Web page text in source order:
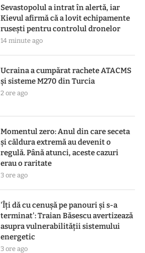
Sevastopolul a intrat în alertă, iar
Kievul afirmă că a lovit echipamente
rusești pentru controlul dronelor
14 minute ago
Ucraina a cumpărat rachete ATACMS
și sisteme M270 din Turcia
2 ore ago
Momentul zero: Anul din care seceta
și căldura extremă au devenit o
regulă. Până atunci, aceste cazuri
erau o raritate
3 ore ago
'Îți dă cu cenușă pe panouri și s-a
terminat': Traian Băsescu avertizează
asupra vulnerabilității sistemului
energetic
3 ore ago